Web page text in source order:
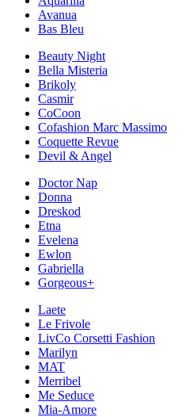
Avanua
Bas Bleu
Beauty Night
Bella Misteria
Brikoly
Casmir
CoCoon
Cofashion Marc Massimo
Coquette Revue
Devil & Angel
Doctor Nap
Donna
Dreskod
Etna
Evelena
Ewlon
Gabriella
Gorgeous+
Laete
Le Frivole
LivCo Corsetti Fashion
Marilyn
MAT
Merribel
Me Seduce
Mia-Amore